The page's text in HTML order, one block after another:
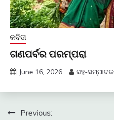
କବିତା
ଗଣପର୍ବର ପରମ୍ପରା
June 16, 2026 ସହ-ସମ୍ପାଦକ
PostPrevious: